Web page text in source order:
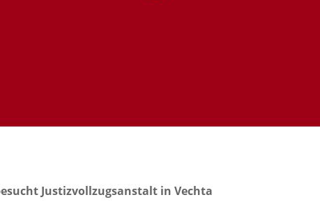
Justizvollzugsanstalt in Vechta